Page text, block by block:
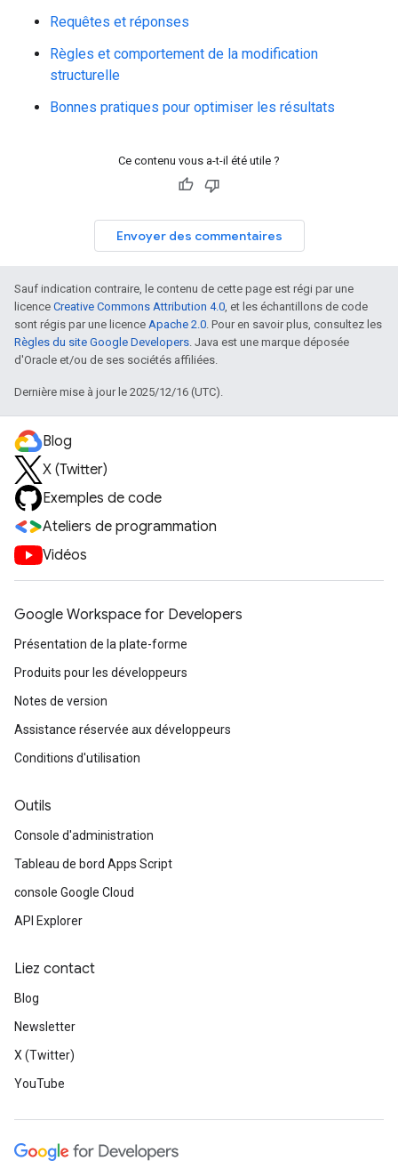
Requêtes et réponses
Règles et comportement de la modification
structurelle
Bonnes pratiques pour optimiser les résultats
Ce contenu vous a-t-il été utile ?
Envoyer des commentaires
Sauf indication contraire, le contenu de cette page est régi par une
licence Creative Commons Attribution 4.0, et les échantillons de code
sont régis par une licence Apache 2.0. Pour en savoir plus, consultez les
Règles du site Google Developers. Java est une marque déposée
d'Oracle et/ou de ses sociétés affiliées.
Dernière mise à jour le 2025/12/16 (UTC).
Blog
X (Twitter)
Exemples de code
Ateliers de programmation
Vidéos
Google Workspace for Developers
Présentation de la plate-forme
Produits pour les développeurs
Notes de version
Assistance réservée aux développeurs
Conditions d'utilisation
Outils
Console d'administration
Tableau de bord Apps Script
console Google Cloud
API Explorer
Liez contact
Blog
Newsletter
X (Twitter)
YouTube